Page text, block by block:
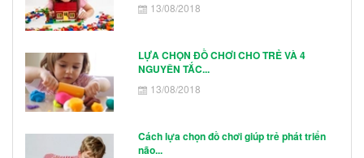
13/08/2018
LỰA CHỌN ĐỒ CHƠI CHO TRẺ VÀ 4
NGUYÊN TẮC...
13/08/2018
Cách lựa chọn đồ chơi giúp trẻ phát triển
não...